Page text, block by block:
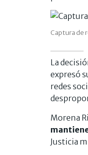
Captura de
La
expresó
redes
Morena
Justicia